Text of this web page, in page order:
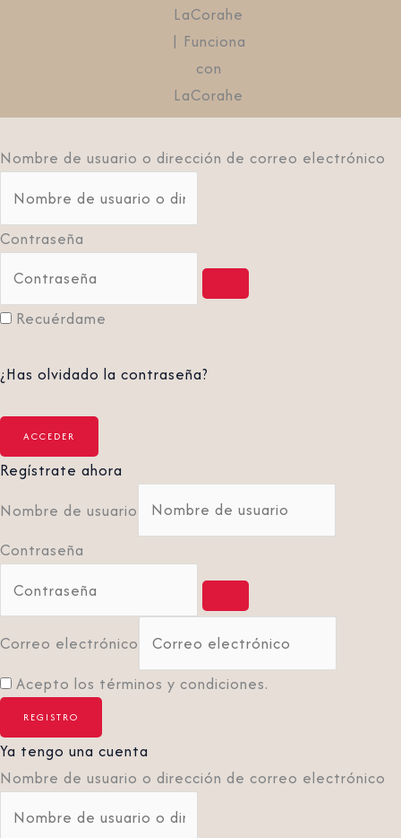
LaCorahe
| Funciona
con
LaCorahe
Nombre de usuario o dirección de correo electrónico
Contraseña
Recuérdame
¿Has olvidado la contraseña?
Regístrate ahora
Nombre de usuario
Contraseña
Correo electrónico
Acepto los términos y condiciones.
Ya tengo una cuenta
Nombre de usuario o dirección de correo electrónico